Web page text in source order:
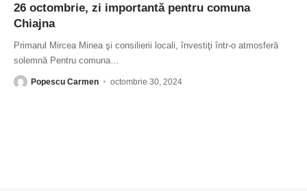
26 octombrie, zi importantă pentru comuna
Chiajna
Primarul Mircea Minea şi consilierii locali, învestiţi într-o atmosferă
solemnă Pentru comuna
Popescu Carmen octombrie 30, 2024